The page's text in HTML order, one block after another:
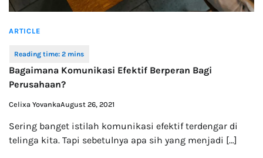
ARTICLE
Bagaimana Komunikasi Efektif Berperan Bagi
Perusahaan?
Celixa YovankaAugust 26, 2021
Sering banget istilah komunikasi efektif terdengar di
telinga kita. Tapi sebetulnya apa sih yang menjadi […]